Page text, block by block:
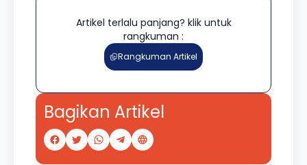
Artikel terlalu panjang? klik untuk
rangkuman :
Rangkuman Artikel
Bagikan Artikel